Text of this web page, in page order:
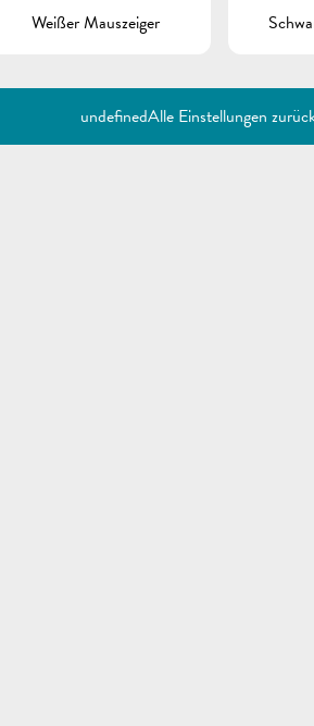
Weißer Mauszeiger
undefinedAlle Einstellungen